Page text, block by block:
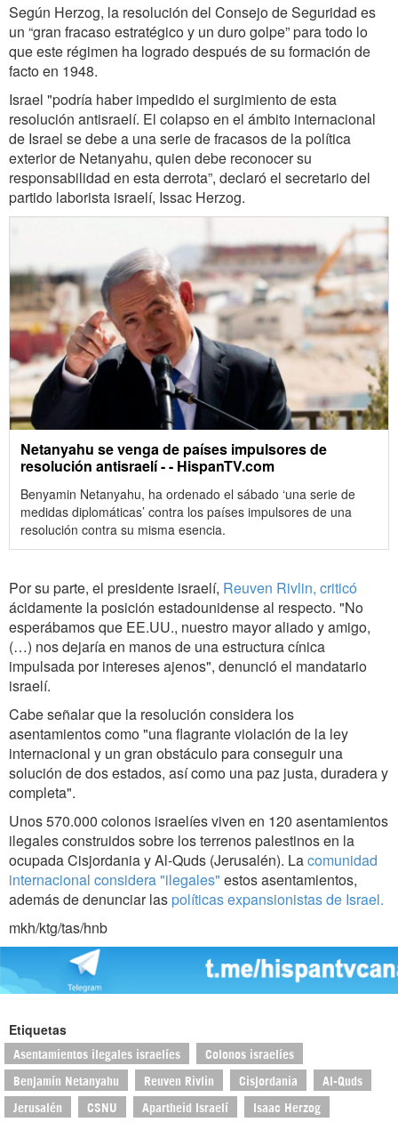
Según Herzog, la resolución del Consejo de Seguridad es
un “gran fracaso estratégico y un duro golpe” para todo lo
que este régimen ha logrado después de su formación de
facto en 1948.
Israel "podría haber impedido el surgimiento de esta
resolución antisraelí. El colapso en el ámbito internacional
de Israel se debe a una serie de fracasos de la política
exterior de Netanyahu, quien debe reconocer su
responsabilidad en esta derrota”, declaró el secretario del
partido laborista israelí, Issac Herzog.
Netanyahu se venga de países impulsores de
resolución antisraelí - - HispanTV.com
Benyamin Netanyahu, ha ordenado el sábado ‘una serie de
medidas diplomáticas’ contra los países impulsores de una
resolución contra su misma esencia.
Por su parte, el presidente israelí, Reuven Rivlin, criticó
ácidamente la posición estadounidense al respecto. "No
esperábamos que EE.UU., nuestro mayor aliado y amigo,
(…) nos dejaría en manos de una estructura cínica
impulsada por intereses ajenos", denunció el mandatario
israelí.
Cabe señalar que la resolución considera los
asentamientos como "una flagrante violación de la ley
internacional y un gran obstáculo para conseguir una
solución de dos estados, así como una paz justa, duradera y
completa".
Unos 570.000 colonos israelíes viven en 120 asentamientos
ilegales construidos sobre los terrenos palestinos en la
ocupada Cisjordania y Al-Quds (Jerusalén). Lacomunidad
internacional considera "ilegales" estos asentamientos,
además de denunciar las políticas expansionistas de Israel.
mkh/ktg/tas/hnb
Etiquetas
Asentamientos ilegales israelíes Colonos israelíes
Benjamín Netanyahu Reuven Rivlin Cisjordania Al-Quds
Jerusalén CSNU Apartheid Israelí Isaac Herzog